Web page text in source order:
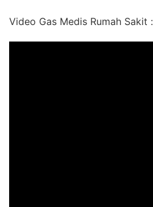
Video Gas Medis Rumah Sakit :